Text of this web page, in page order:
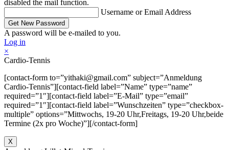
disabled the mail function.
Username or Email Address
A password will be e-mailed to you.
Log in
×
Cardio-Tennis
[contact-form to=”yithaki@gmail.com” subject=”Anmeldung
Cardio-Tennis”][contact-field label=”Name” type=”name”
required=”1″][contact-field label=”E-Mail” type=”email”
required=”1″][contact-field label=”Wunschzeiten” type=”checkbox-
multiple” options=”Mittwochs, 19-20 Uhr,Freitags, 19-20 Uhr,beide
Termine (2x pro Woche)”][/contact-form]
X